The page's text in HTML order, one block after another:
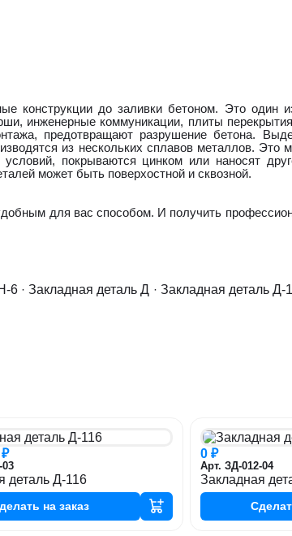
конструкции до заливки бетоном. Это один
инженерные коммуникации, плиты
предотвращают разрушение бетона.
из нескольких сплавов металлов. Это
покрываются цинком или наносят
может быть поверхостной и сквозной.
для вас способом. И получить
6 ·Закладная деталь Д · Закладная деталь Д-
деталь Д-116
на заказ
0 ₽
Арт. ЗД-012-04
Закладная